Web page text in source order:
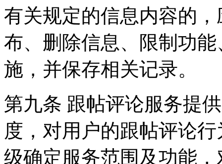
有关规定的信息内容的
布、删除信息、限制功
施，并保存相关记录。
第九条 跟帖评论服务提
度，对用户的跟帖评论
级确定服务范围及功能